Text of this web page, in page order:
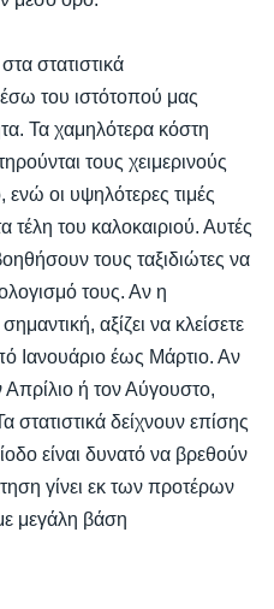
στατιστικά
του ιστότοπού μας
Τα χαμηλότερα κόστη
τους χειμερινούς
ενώ οι υψηλότερες τιμές
τέλη του καλοκαιριού. Αυτές
τους ταξιδιώτες να
τους. Αν η
αξίζει να κλείσετε
Ιανουάριο έως Μάρτιο. Αν
Απρίλιο ή τον Αύγουστο,
στατιστικά δείχνουν επίσης
είναι δυνατό να βρεθούν
γίνει εκ των προτέρων
μεγάλη βάση